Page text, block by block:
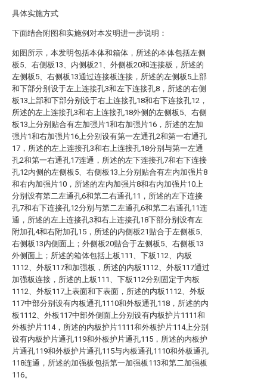
具体实施方式
下面结合附图和实施例对本发明进一步说明：
如图所示，本发明包括本体和箱体，所述的本体包括左侧
板5、右侧板13、内侧板21、外侧板20和连接板，所述的
左侧板5、右侧板13通过连接板连接，所述的左侧板5上部
和下部分别设于左上连接孔3和左下连接孔8，所述的右侧
板13上部和下部分别设于右上连接孔18和右下连接孔12，
所述的左上连接孔3和右上连接孔18外侧的左侧板5、右侧
板13上分别贴合有左加强片1和右加强片16，所述的左加
强片1和右加强片16上分别设有第一左通孔2和第一右通孔
17，所述的左上连接孔3和右上连接孔18分别与第一左通
孔2和第一右通孔17连通，所述的左下连接孔7和右下连接
孔12内侧的左侧板5、右侧板13上分别贴合有左内加强片8
和右内加强片10，所述的左内加强片8和右内加强片10上
分别设有第二左通孔6和第二右通孔11，所述的左下连接
孔7和右下连接孔12分别与第二左通孔6和第二右通孔11连
通，所述的左上连接孔3和右上连接孔18下部分别设有左
附加孔4和右附加孔15，所述的内侧板21贴合于左侧板5、
右侧板13内侧面上；外侧板20贴合于左侧板5、右侧板13
外侧面上；所述的箱体包括上板111、下板112、内板
1112、外板117和加强板，所述的内板1112、外板117通过
加强板连接，所述的上板111、下板112分别固定于内板
1112、外板117上表面和下表面，所述的内板1112、外板
117中部分别设有内板通孔1110和外板通孔118，所述的内
板1112、外板117中部外侧面上分别设有内板护片1111和
外板护片114，所述的内板护片1111和外板护片114上分别
设有内板护片通孔119和外板护片通孔115，所述的内板护
片通孔119和外板护片通孔115与内板通孔1110和外板通孔
118连通，所述的加强板包括第一加强板113和第二加强板
116。